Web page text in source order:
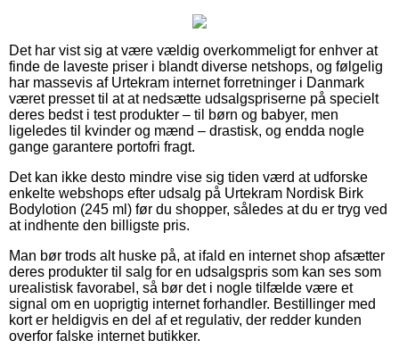
Det har vist sig at være vældig overkommeligt for enhver at
finde de laveste priser i blandt diverse netshops, og følgelig
har massevis af Urtekram internet forretninger i Danmark
været presset til at at nedsætte udsalgspriserne på specielt
deres bedst i test produkter – til børn og babyer, men
ligeledes til kvinder og mænd – drastisk, og endda nogle
gange garantere portofri fragt.
Det kan ikke desto mindre vise sig tiden værd at udforske
enkelte webshops efter udsalg på Urtekram Nordisk Birk
Bodylotion (245 ml) før du shopper, således at du er tryg ved
at indhente den billigste pris.
Man bør trods alt huske på, at ifald en internet shop afsætter
deres produkter til salg for en udsalgspris som kan ses som
urealistisk favorabel, så bør det i nogle tilfælde være et
signal om en uoprigtig internet forhandler. Bestillinger med
kort er heldigvis en del af et regulativ, der redder kunden
overfor falske internet butikker.